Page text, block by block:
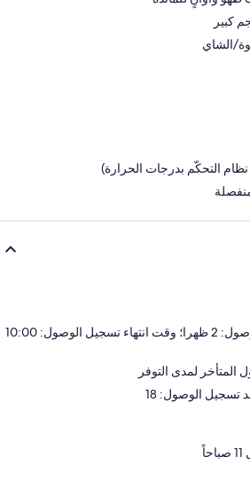
كبير
الشاي
التحكّم بدرجات الحرارة)
وقت بدء تسجيل الوصول: 2 ظهرا؛ وقت انتهاء تسجيل الوصول: 10:00
لمدى التوفر
تسجيل الوصول: 18